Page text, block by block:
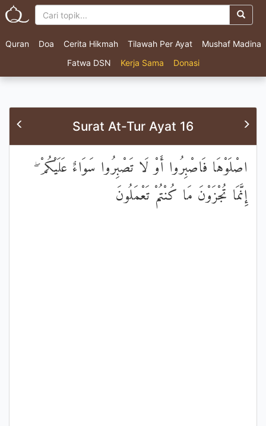
Quran Doa Cerita Hikmah Tilawah Per Ayat
Mushaf Madina
Fatwa DSN
Kerja Sama Donasi
Surat At-Tur Ayat 16
اصْلَوْهَا فَاصْبِرُوا أَوْ لَا تَصْبِرُوا سَوَاءٌ عَلَيْكُمْ ۖ
إِنَّمَا تُجْزَوْنَ مَا كُنْتُمْ تَعْمَلُونَ